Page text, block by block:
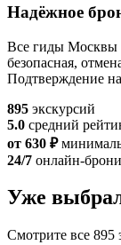
Надёжное
Все гиды Москвы
безопасная,
Подтверждение
895 экскурсий
5.0 средний
от 630 ₽
24/7 онлайн-
Уже
Смотрите все 895